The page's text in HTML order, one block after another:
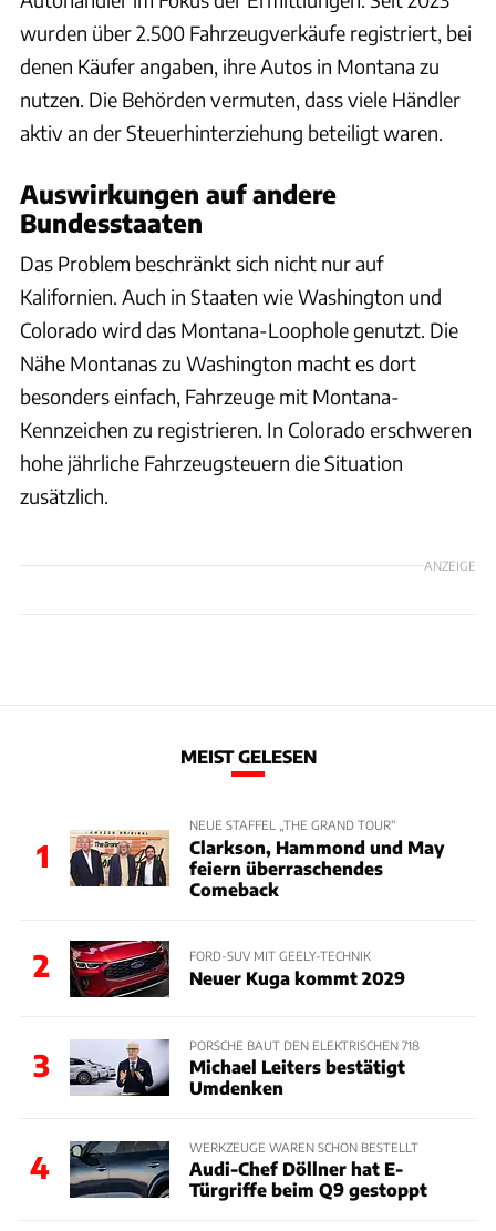
wurden über 2.500 Fahrzeugverkäufe registriert, bei
denen Käufer angaben, ihre Autos in Montana zu
nutzen. Die Behörden vermuten, dass viele Händler
aktiv an der Steuerhinterziehung beteiligt waren.
Auswirkungen auf andere
Bundesstaaten
Das Problem beschränkt sich nicht nur auf
Kalifornien. Auch in Staaten wie Washington und
Colorado wird das Montana-Loophole genutzt. Die
Nähe Montanas zu Washington macht es dort
besonders einfach, Fahrzeuge mit Montana-
Kennzeichen zu registrieren. In Colorado erschweren
hohe jährliche Fahrzeugsteuern die Situation
zusätzlich.
ANZEIGE
MEIST GELESEN
1
NEUE STAFFEL „THE GRAND TOUR“
Clarkson, Hammond und May
feiern überraschendes
Comeback
2 FORD-SUV MIT GEELY-TECHNIK
Neuer Kuga kommt 2029
3
PORSCHE BAUT DEN ELEKTRISCHEN 718
Michael Leiters bestätigt
Umdenken
4
WERKZEUGE WAREN SCHON BESTELLT
Audi-Chef Döllner hat E-
Türgriffe beim Q9 gestoppt